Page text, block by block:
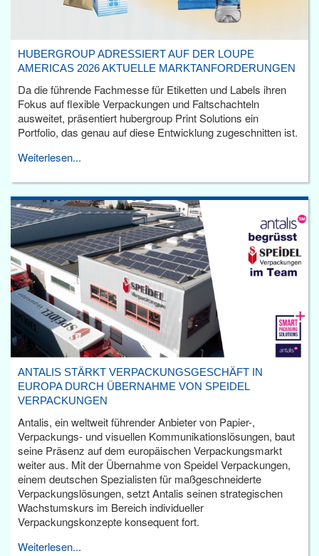
HUBERGROUP ADRESSIERT AUF DER LOUPE
AMERICAS 2026 AKTUELLE MARKTANFORDERUNGEN
Da die führende Fachmesse für Etiketten und Labels ihren
Fokus auf flexible Verpackungen und Faltschachteln
ausweitet, präsentiert hubergroup Print Solutions ein
Portfolio, das genau auf diese Entwicklung zugeschnitten ist.
Weiterlesen...
ANTALIS STÄRKT VERPACKUNGSGESCHÄFT IN
EUROPA DURCH ÜBERNAHME VON SPEIDEL
VERPACKUNGEN
Antalis, ein weltweit führender Anbieter von Papier-,
Verpackungs- und visuellen Kommunikationslösungen, baut
seine Präsenz auf dem europäischen Verpackungsmarkt
weiter aus. Mit der Übernahme von Speidel Verpackungen,
einem deutschen Spezialisten für maßgeschneiderte
Verpackungslösungen, setzt Antalis seinen strategischen
Wachstumskurs im Bereich individueller
Verpackungskonzepte konsequent fort.
Weiterlesen...